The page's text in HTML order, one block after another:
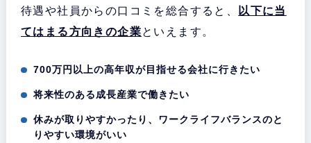
待遇や社員からの口コミを総合すると、
以下に当
てはまる方向きの企業といえます。
700万円以上の高年収が目指せる会社に行きたい
将来性のある成長産業で働きたい
休みが取りやすかったり、ワークライフバランスのと
りやすい環境がいい